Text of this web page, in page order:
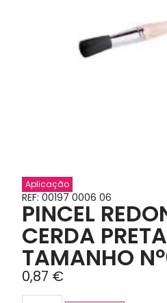
Aplicação
REF: 00197 0006 06
PINCEL
CERDA
TAMANHO
0,87 €